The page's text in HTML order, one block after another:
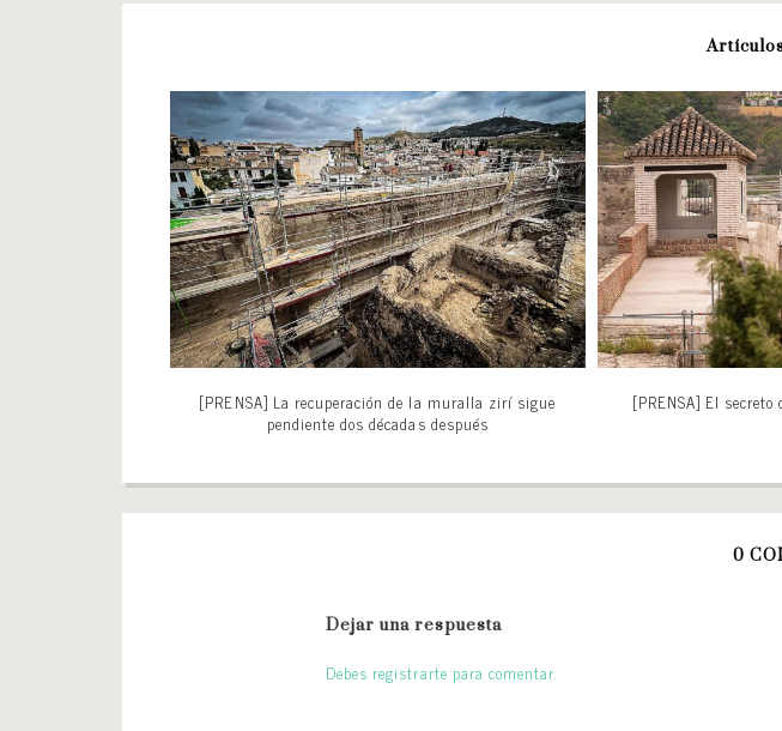
[PRENSA] La recuperación de la muralla zirí sigue
pendiente dos décadas después
[PRENSA] El
0
Dejar una respuesta
Debes registrarte para comentar.